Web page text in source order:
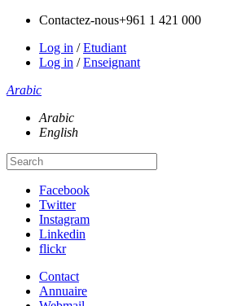
Contactez-nous+961 1 421 000
Log in /Etudiant
Log in /Enseignant
Arabic
Arabic
English
Facebook
Twitter
Instagram
Linkedin
flickr
Contact
Annuaire